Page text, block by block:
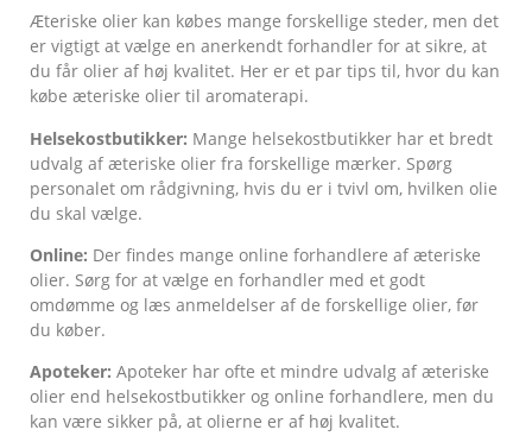
Æteriske olier kan købes mange forskellige steder, men det
er vigtigt at vælge en anerkendt forhandler for at sikre, at
du får olier af høj kvalitet. Her er et par tips til, hvor du kan
købe æteriske olier til aromaterapi.
Helsekostbutikker: Mange helsekostbutikker har et bredt
udvalg af æteriske olier fra forskellige mærker. Spørg
personalet om rådgivning, hvis du er i tvivl om, hvilken olie
du skal vælge.
Online: Der findes mange online forhandlere af æteriske
olier. Sørg for at vælge en forhandler med et godt
omdømme og læs anmeldelser af de forskellige olier, før
du køber.
Apoteker: Apoteker har ofte et mindre udvalg af æteriske
olier end helsekostbutikker og online forhandlere, men du
kan være sikker på, at olierne er af høj kvalitet.